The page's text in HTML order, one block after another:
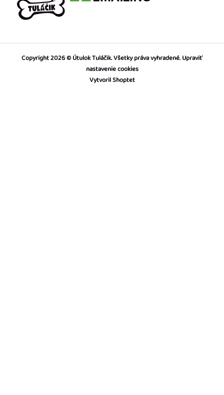
Vytvoril Shoptet
Copyright 2026 Útulok Tuláčik. Všetky práva vyhradené.Upraviť
nastavenie cookies